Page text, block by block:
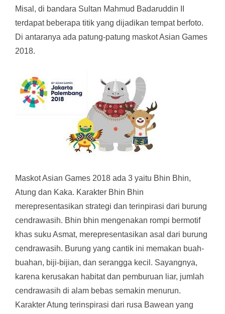
Misal, di bandara Sultan Mahmud Badaruddin II
terdapat beberapa titik yang dijadikan tempat berfoto.
Di antaranya ada patung-patung maskot Asian Games
2018.
Maskot Asian Games 2018 ada 3 yaitu Bhin Bhin,
Atung dan Kaka. Karakter Bhin Bhin
merepresentasikan strategi dan terinpirasi dari burung
cendrawasih. Bhin bhin mengenakan rompi bermotif
khas suku Asmat, merepresentasikan asal dari burung
cendrawasih. Burung yang cantik ini memakan buah-
buahan, biji-bijian, dan serangga kecil. Sayangnya,
karena kerusakan habitat dan pemburuan liar, jumlah
cendrawasih di alam bebas semakin menurun.
Karakter Atung terinspirasi dari rusa Bawean yang